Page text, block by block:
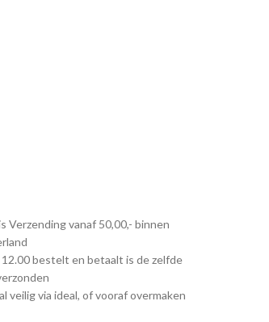
Verzending vanaf 50,00,- binnen
bestelt en betaalt is de zelfde
veilig via ideal, of vooraf overmaken